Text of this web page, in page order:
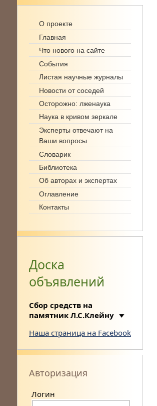
О проекте
Главная
Что нового на сайте
События
Листая научные журналы
Новости от соседей
Осторожно: лженаука
Наука в кривом зеркале
Эксперты отвечают на
Ваши вопросы
Словарик
Библиотека
Об авторах и экспертах
Оглавление
Контакты
Доска
объявлений
Сбор средств на
памятник Л.С.Клейну
Наша страница на Facebook
Авторизация
Логин